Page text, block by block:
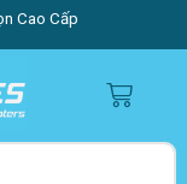
Cao Cấp